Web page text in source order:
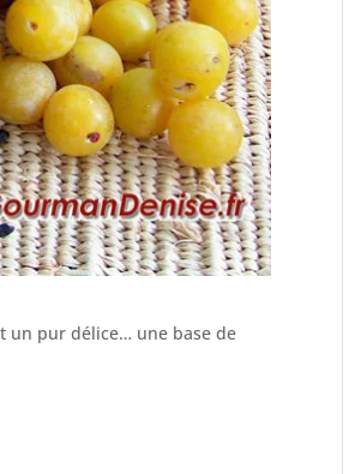
un pur délice… une base de